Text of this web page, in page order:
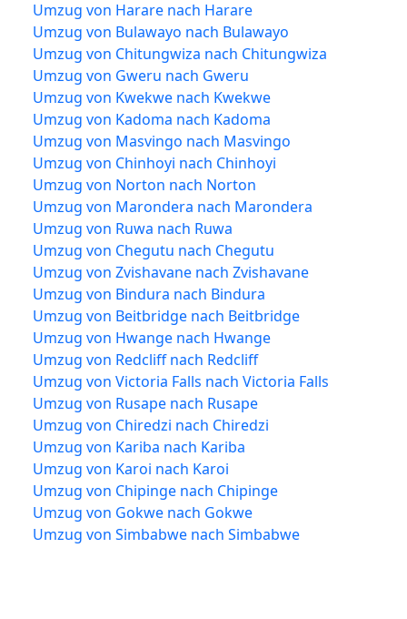
Umzug von Harare nach Harare
Umzug von Bulawayo nach Bulawayo
Umzug von Chitungwiza nach Chitungwiza
Umzug von Gweru nach Gweru
Umzug von Kwekwe nach Kwekwe
Umzug von Kadoma nach Kadoma
Umzug von Masvingo nach Masvingo
Umzug von Chinhoyi nach Chinhoyi
Umzug von Norton nach Norton
Umzug von Marondera nach Marondera
Umzug von Ruwa nach Ruwa
Umzug von Chegutu nach Chegutu
Umzug von Zvishavane nach Zvishavane
Umzug von Bindura nach Bindura
Umzug von Beitbridge nach Beitbridge
Umzug von Hwange nach Hwange
Umzug von Redcliff nach Redcliff
Umzug von Victoria Falls nach Victoria Falls
Umzug von Rusape nach Rusape
Umzug von Chiredzi nach Chiredzi
Umzug von Kariba nach Kariba
Umzug von Karoi nach Karoi
Umzug von Chipinge nach Chipinge
Umzug von Gokwe nach Gokwe
Umzug von Simbabwe nach Simbabwe